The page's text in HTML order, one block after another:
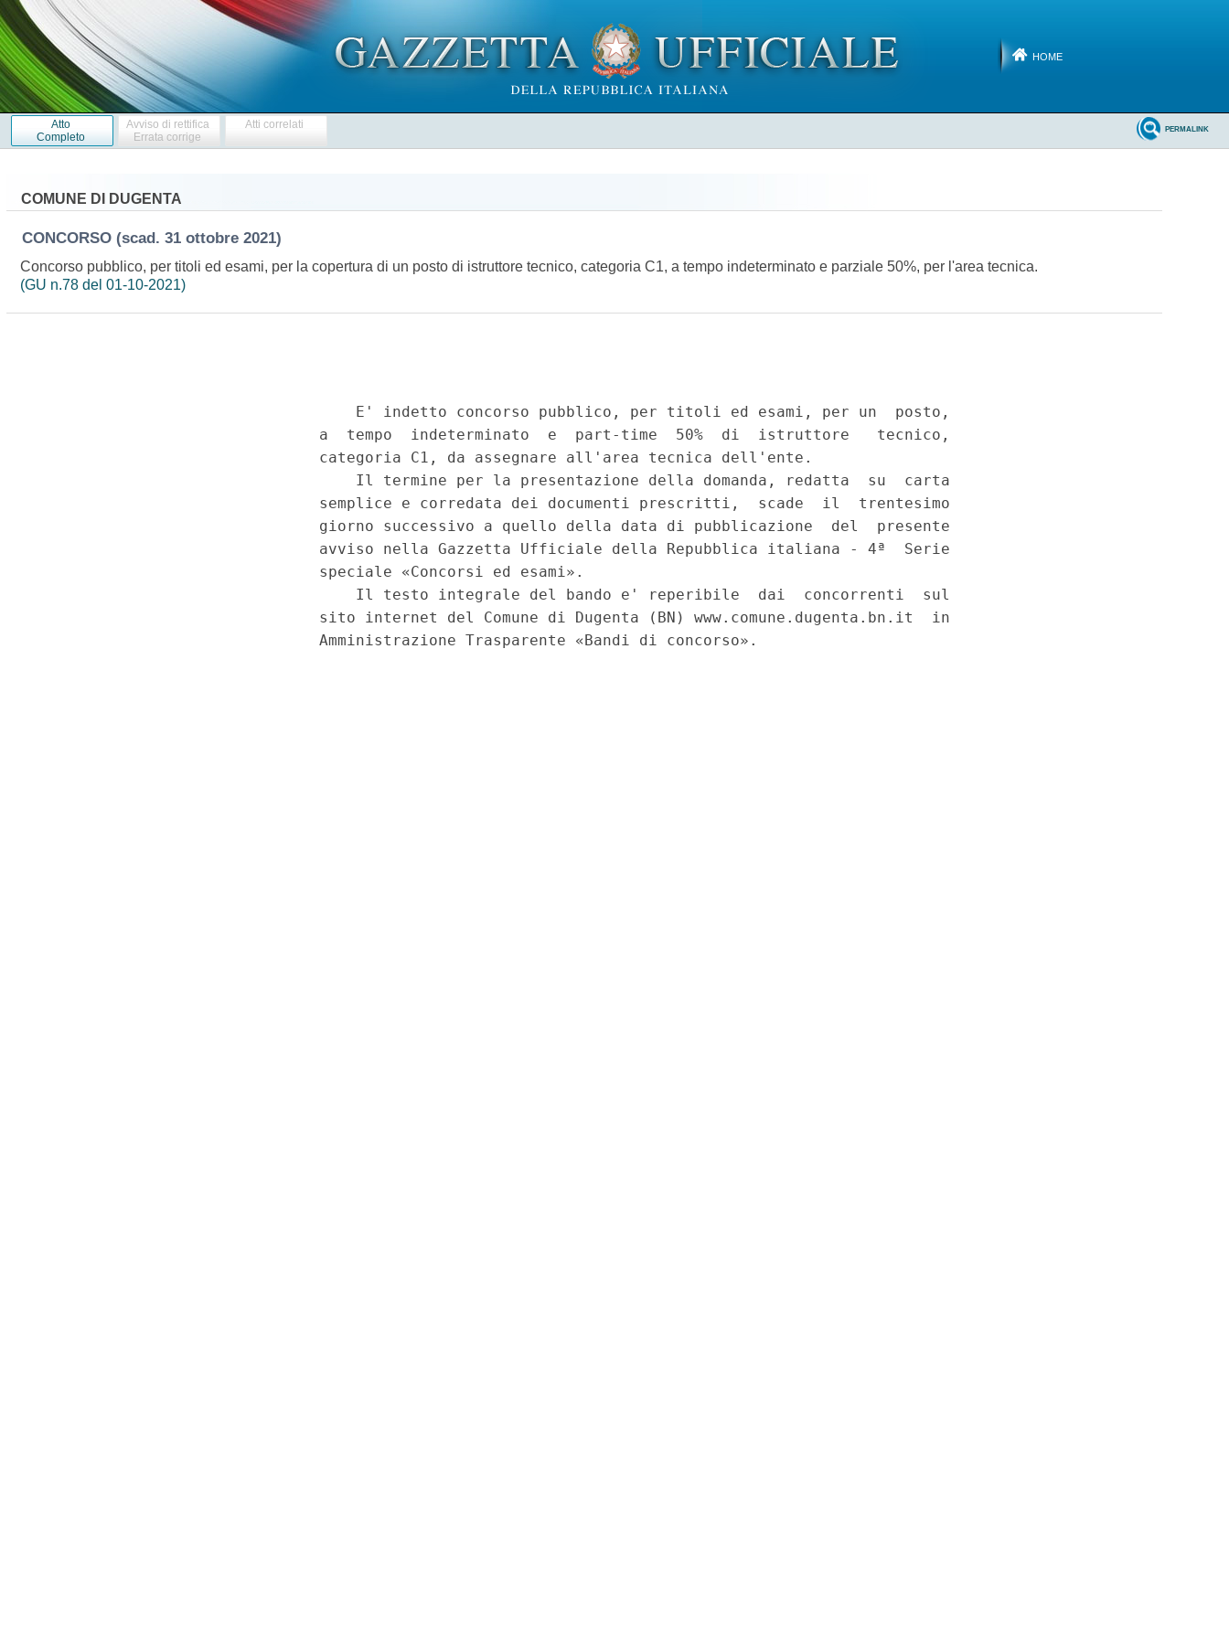
HOME
Atto
Completo
Avviso di rettifica
Errata corrige
Atti correlati PERMALINK
COMUNE DI DUGENTA
CONCORSO (scad. 31 ottobre 2021)
Concorso pubblico, per titoli ed esami, per la copertura di un posto di istruttore tecnico, categoria C1, a tempo indeterminato e parziale 50%, per l'area tecnica.
(GU n.78 del 01-10-2021)